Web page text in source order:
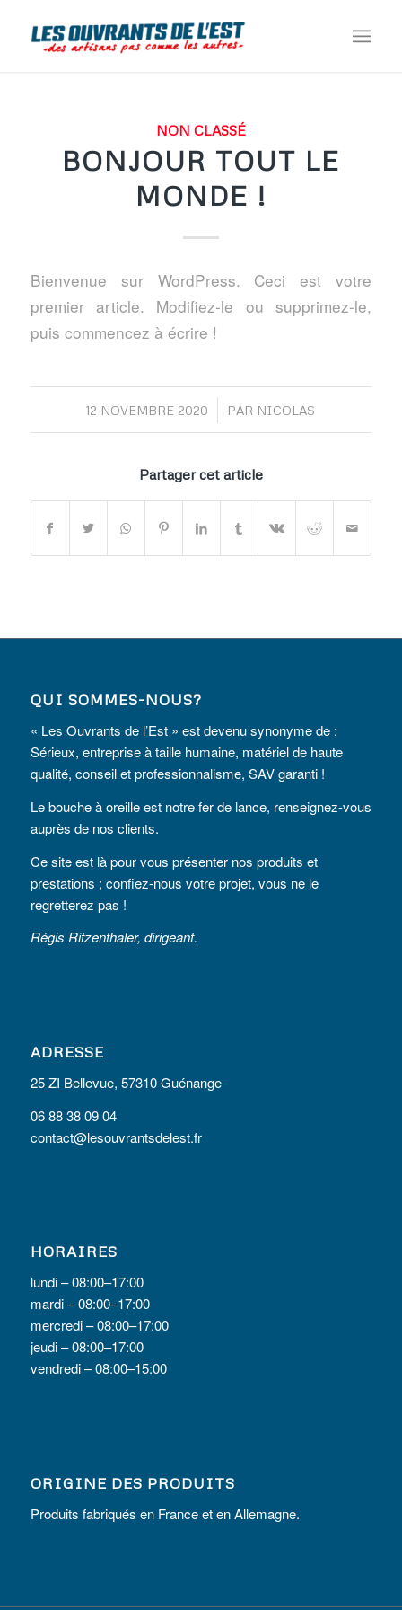
NON CLASSÉ
BONJOUR TOUT LE
MONDE !
Bienvenue sur WordPress. Ceci est votre
premier article. Modifiez-le ou supprimez-le,
puis commencez à écrire !
12 NOVEMBRE 2020
/ PAR NICOLAS
Partager cet article
QUI SOMMES-NOUS?
« Les Ouvrants de l’Est » est devenu synonyme de :
Sérieux, entreprise à taille humaine, matériel de haute
qualité, conseil et professionnalisme, SAV garanti !
Le bouche à oreille est notre fer de lance, renseignez-vous
auprès de nos clients.
Ce site est là pour vous présenter nos produits et
prestations ; confiez-nous votre projet, vous ne le
regretterez pas !
Régis Ritzenthaler, dirigeant.
ADRESSE
25 ZI Bellevue, 57310 Guénange
06 88 38 09 04
contact@lesouvrantsdelest.fr
HORAIRES
lundi – 08:00–17:00
mardi – 08:00–17:00
mercredi – 08:00–17:00
jeudi – 08:00–17:00
vendredi – 08:00–15:00
ORIGINE DES PRODUITS
Produits fabriqués en France et en Allemagne.